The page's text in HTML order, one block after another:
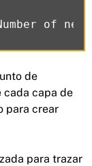
de
cada capa de
para crear
para trazar